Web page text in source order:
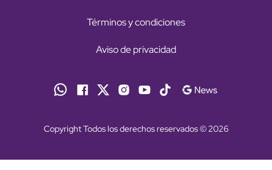
Términos y condiciones
Aviso de privacidad
Copyright Todos los derechos reservados © 2026